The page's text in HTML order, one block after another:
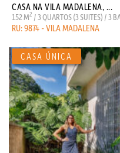
CASA NA VILA MADALENA, ...
152 M2 / 3 QUARTOS (3 SUITES) / 3
RU: 9874 - VILA MADALENA